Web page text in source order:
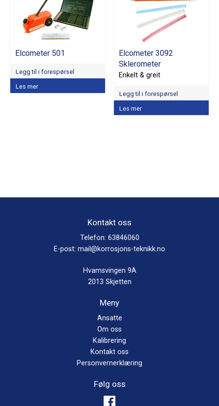
Elcometer 501
Legg til i forespørsel
Les mer
Elcometer 3092
Sklerometer
Enkelt & greit
Legg til i forespørsel
Les mer
Kontakt oss
Telefon: 63846060
E-post: mail@korrosjons-teknikk.no
Hvamsvingen 9A
2013 Skjetten
Meny
Ansatte
Om oss
Kalibrering
Kontakt oss
Personvernerklæring
Følg oss